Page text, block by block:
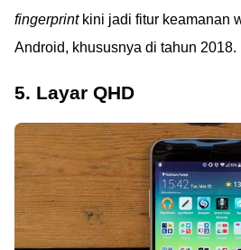
fingerprintkini jadi fitur keamanan
Android, khususnya di tahun 2018.
5. Layar QHD